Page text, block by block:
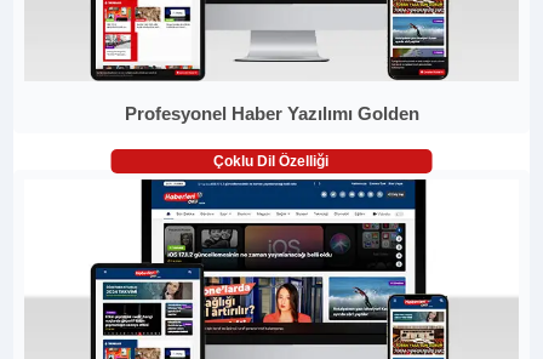
Profesyonel Haber Yazılımı Golden
Çoklu Dil Özelliği